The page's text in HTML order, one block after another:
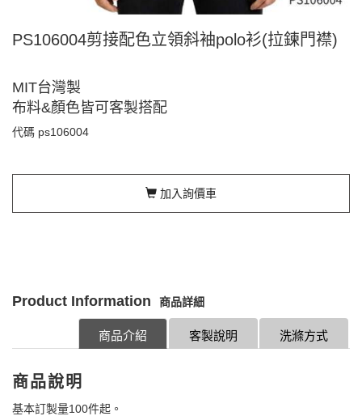
PS106004剪接配色立領斜袖polo衫(拉鍊門襟)
MIT台灣製
布料&顏色皆可客製搭配
代碼 ps106004
加入詢價車
Product Information 商品詳細
洗滌方式
客製說明
商品介紹
商品說明
基本訂製量100件起。